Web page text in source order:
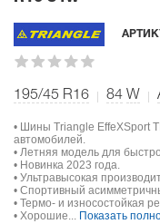
195/45 R16 84 W
• Шины Triangle EffeXSport
автомобилей.
• Летняя модель для
• Новинка 2023 года.
• Ультравысокая
• Спортивный
• Термо- и износостойкая
• Хорошие... Показать